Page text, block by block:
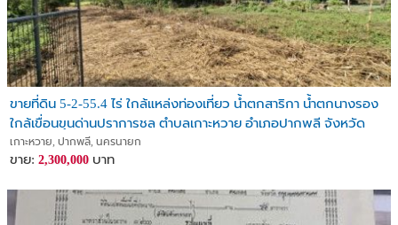
ขายที่ดิน 5-2-55.4 ไร่ ใกล้แหล่งท่องเที่ยว น้ำตกสาริกา น้ำตกนางรอง
ใกล้เขื่อนขุนด่านปราการชล ตำบลเกาะหวาย อำเภอปากพลี จังหวัด
นครนายก
เกาะหวาย, ปากพลี, นครนายก
ขาย: 2,300,000 บาท